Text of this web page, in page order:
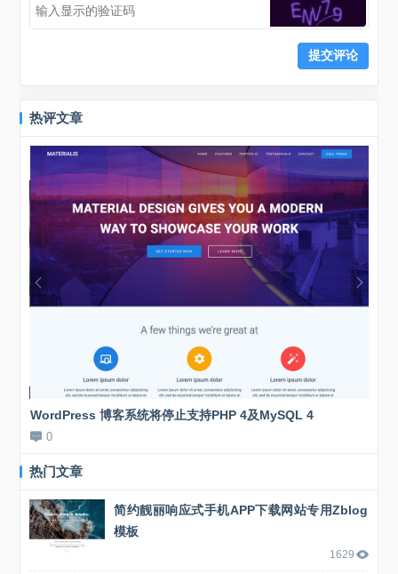
热评文章
WordPress 博客系统将停止支持PHP 4及MySQL 4
0
热门文章
简约靓丽响应式手机APP下载网站专用Zblog
模板
1629